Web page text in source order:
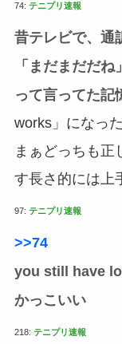
74: テニプリ速報
昔テレビで、通
「まだまだだ
って言ってた記
works」になっ
まぁどっちも正
す長さ的には上
97: テニプリ速報
>>74
you still have
かっこいい
218: テニプリ速報